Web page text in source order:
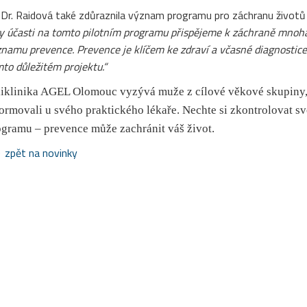
Raidová také zdůraznila význam programu pro záchranu
účasti na tomto pilotním programu přispějeme k záchraně
prevence. Prevence je klíčem ke zdraví a včasné
důležitém projektu.“
AGEL Olomouc vyzývá muže z cílové věkové
u svého praktického lékaře. Nechte si zkontrolovat
– prevence může zachránit váš život.
zpět na novinky